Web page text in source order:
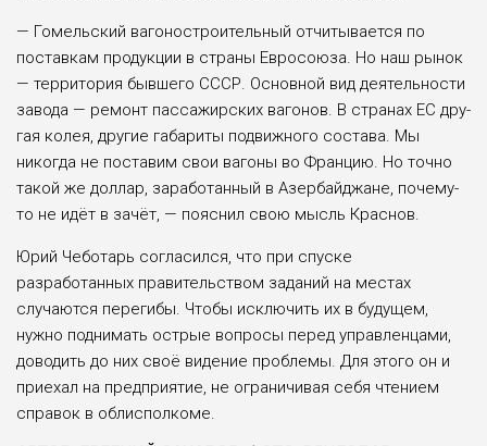
— Гомельский вагоностроительный отчитывается по
поставкам продукции в страны Евросоюза. Но наш рынок
— территория бывшего СССР. Основной вид деятельности
завода — ремонт пас­сажирских вагонов. В странах ЕС дру­
гая колея, другие габариты подвижного состава. Мы
никогда не поставим свои вагоны во Францию. Но точно
такой же доллар, заработанный в Азербайджане, почему-
то не идёт в зачёт, — пояснил свою мысль Краснов.
Юрий Чеботарь согласился, что при спуске
разработанных правительством заданий на местах
случаются переги­бы. Чтобы исключить их в будущем,
нужно поднимать острые вопросы пе­ред управленцами,
доводить до них своё видение проблемы. Для этого он и
при­ехал на предприятие, не ограничивая себя чтением
справок в облисполкоме.